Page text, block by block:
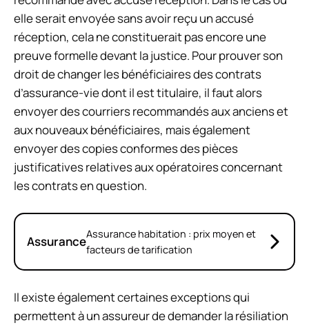
elle serait envoyée sans avoir reçu un accusé
réception, cela ne constituerait pas encore une
preuve formelle devant la justice. Pour prouver son
droit de changer les bénéficiaires des contrats
d’assurance-vie dont il est titulaire, il faut alors
envoyer des courriers recommandés aux anciens et
aux nouveaux bénéficiaires, mais également
envoyer des copies conformes des pièces
justificatives relatives aux opératoires concernant
les contrats en question.
AssuranceAssurance habitation : prix moyen et
facteurs de tarification
Il existe également certaines exceptions qui
permettent à un assureur de demander la résiliation